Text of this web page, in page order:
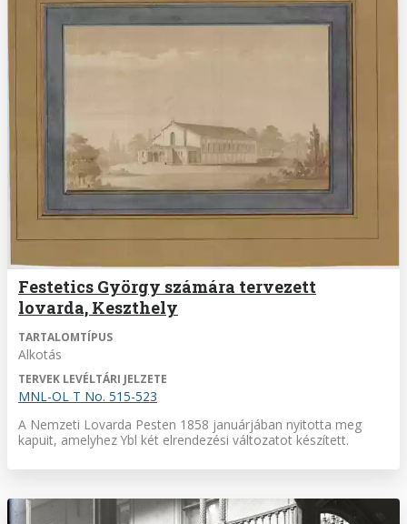
Festetics György számára tervezett
lovarda, Keszthely
TARTALOMTÍPUS
Alkotás
TERVEK LEVÉLTÁRI JELZETE
MNL-OL T No. 515-523
A Nemzeti Lovarda Pesten 1858 januárjában nyitotta meg
kapuit, amelyhez Ybl két elrendezési változatot készített.